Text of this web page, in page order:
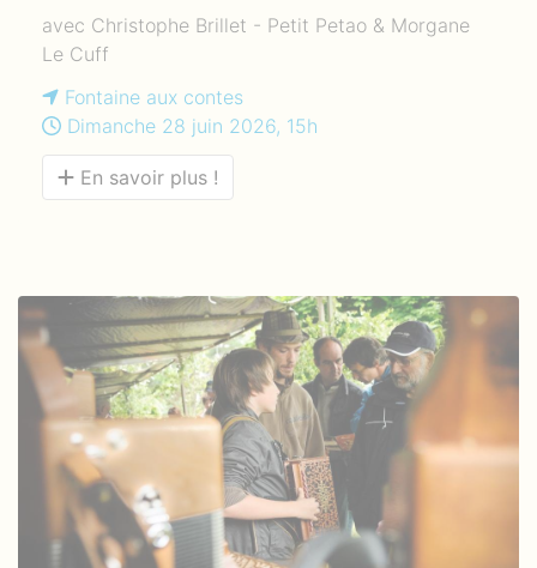
avec Christophe Brillet - Petit Petao & Morgane
Le Cuff
Fontaine aux contes
Dimanche 28 juin 2026, 15h
En savoir plus !